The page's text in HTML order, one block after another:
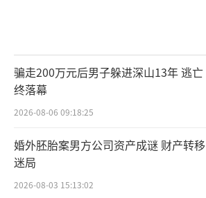
骗走200万元后男子躲进深山13年 逃亡
终落幕
2026-08-06 09:18:25
婚外胚胎案男方公司资产成谜 财产转移
迷局
2026-08-03 15:13:02